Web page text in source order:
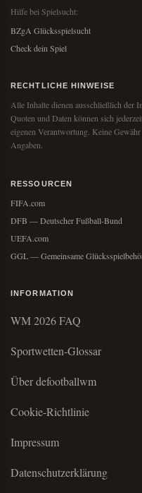
Hilfe bei Spielsucht:
BZgA Glücksspielsucht
Check dein Spiel
RECHTLICHE HINWEISE
Alle Inhalte dienen ausschließlich der
Quoten und Daten können sich
eigenen Verantwortung. Keine
Angaben.
RESSOURCEN
FIFA.com
DFB — Deutscher Fußball-Bund
UEFA.com
GGL — Gemeinsame
INFORMATION
WM 2026 FAQ
Sportwetten-Glossar
Über defootballwm
Cookie-Richtlinie
Impressum
Datenschutzerklärung